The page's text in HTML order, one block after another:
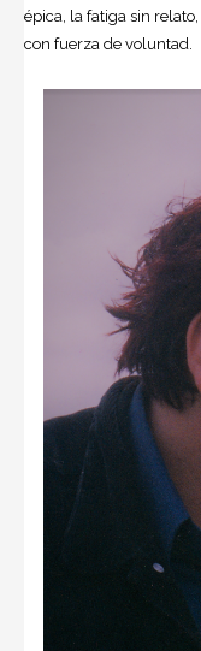
épica, la fatiga sin
con fuerza de voluntad.